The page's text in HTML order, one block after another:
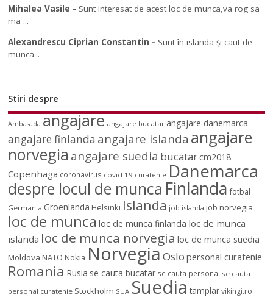
Mihalea Vasile - Sunt interesat de acest loc de munca,va rog sa
ma ...
Alexandrescu Ciprian Constantin - Sunt în islanda și caut de
munca...
Stiri despre
Ambasada angajare angajare bucatar angajare danemarca
angajare finlanda angajare islanda angajare
norvegia angajare suedia bucatarcm2018
Copenhaga coronavirus covid 19 curatenie Danemarca
despre locul de munca Finlanda fotbal
Germania Groenlanda Helsinki Islanda job islanda job norvegia
loc de munca loc de munca finlanda loc de munca
islanda loc de munca norvegia loc de munca suedia
Moldova NATO Nokia NorvegiaOslo personal curatenie
Romania Rusia se cauta bucatar se cauta personal se cauta
personal curatenie Stockholm SUA Suedia tamplar vikingi.ro